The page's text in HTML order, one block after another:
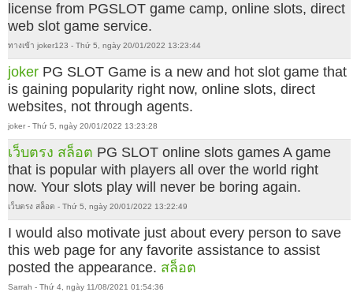
license from PGSLOT game camp, online slots, direct
web slot game service.
ทางเข้า joker123 - Thứ 5, ngày 20/01/2022 13:23:44
joker PG SLOT Game is a new and hot slot game that
is gaining popularity right now, online slots, direct
websites, not through agents.
joker - Thứ 5, ngày 20/01/2022 13:23:28
เว็บตรง สล็อต PG SLOT online slots games A game
that is popular with players all over the world right
now. Your slots play will never be boring again.
เว็บตรง สล็อต - Thứ 5, ngày 20/01/2022 13:22:49
I would also motivate just about every person to save
this web page for any favorite assistance to assist
posted the appearance. สล็อต
Sarrah - Thứ 4, ngày 11/08/2021 01:54:36